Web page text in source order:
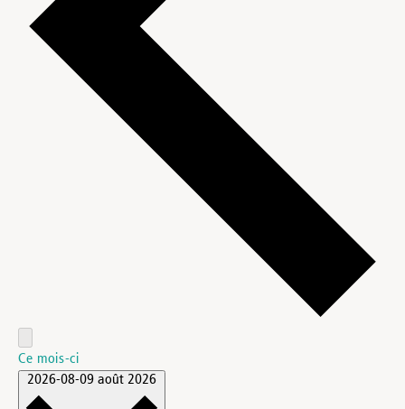
Ce mois-ci
2026-08-09 août 2026